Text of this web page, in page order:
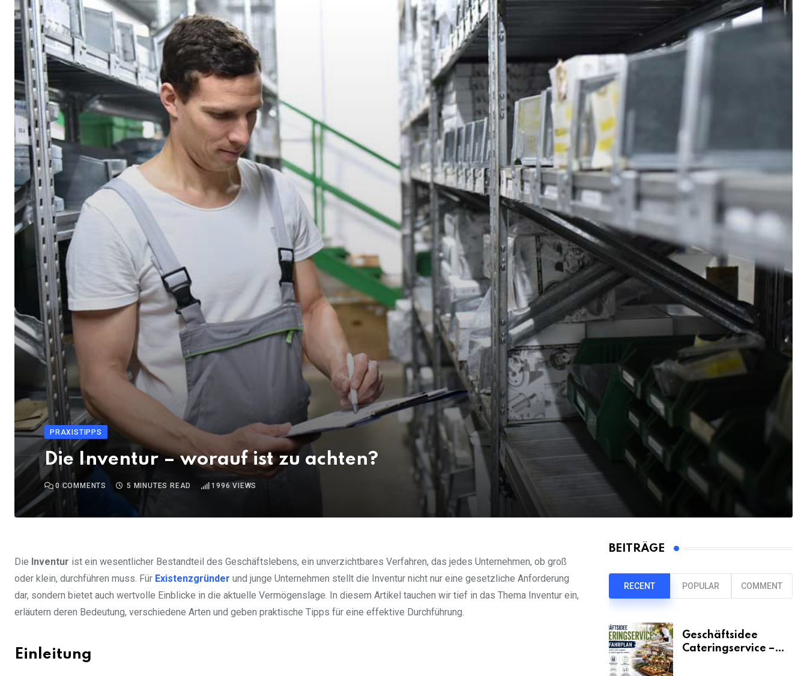
PRAXISTIPPS
Die Inventur – worauf ist zu achten?
0 COMMENTS 5 MINUTES READ 1996 VIEWS
Die Inventur ist ein wesentlicher Bestandteil des Geschäftslebens, ein unverzichtbares Verfahren, das jedes Unternehmen, ob groß
oder klein, durchführen muss. Für Existenzgründer und junge Unternehmen stellt die Inventur nicht nur eine gesetzliche Anforderung
dar, sondern bietet auch wertvolle Einblicke in die aktuelle Vermögenslage. In diesem Artikel tauchen wir tief in das Thema Inventur ein,
erläutern deren Bedeutung, verschiedene Arten und geben praktische Tipps für eine effektive Durchführung.
Einleitung
BEITRÄGE
RECENT POPULAR COMMENT
Geschäftsidee
Cateringservice –